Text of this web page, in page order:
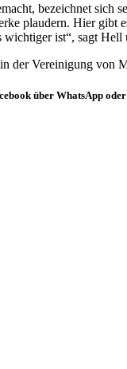
bezeichnet sich
plaudern. Hier
ist“, sagt
der Vereinigung von
über WhatsApp